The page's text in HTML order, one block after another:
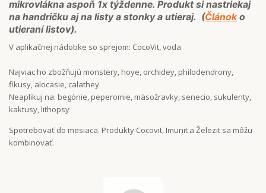
mikrovlákna aspoň 1x týždenne. Produkt si nastriekaj
na handričku aj na listy a stonky a utieraj. (Článoko
utieraní listov).
V aplikačnej nádobke so sprejom: CocoVit, voda
Najviac ho zbožňujú monstery, hoye, orchidey, philodendrony,
fikusy, alocasie, calathey
Neaplikuj na: begónie, peperomie, mäsožravky, senecio, sukulenty,
kaktusy, lithopsy
Spotrebovať do mesiaca. Produkty Cocovit, Imunit a Železit sa môžu
kombinovať.